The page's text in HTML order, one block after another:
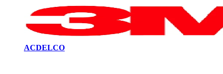
ACDELCO